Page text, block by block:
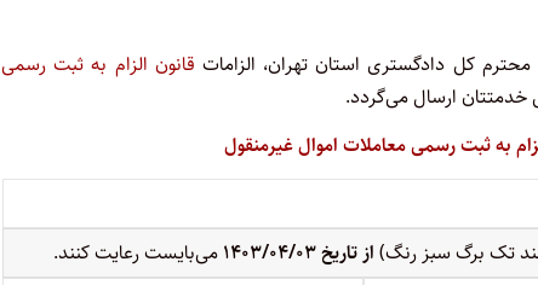
قانون الزام به ثبت رسمی
ارسال می‌گردد.
به ثبت رسمی معاملات اموال غیرمنقول
تک برگ سبز رنگ) از تاریخ ۱۴۰۳/۰۴/۰۳ می‌بایست رعایت کنند.